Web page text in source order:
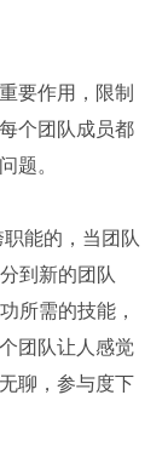
要作用，限制
个团队成员都
题。
能的，当团队
到新的团队
所需的技能，
团队让人感觉
聊，参与度下